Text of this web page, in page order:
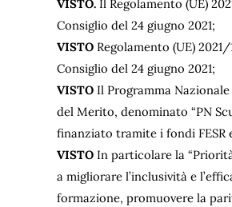
VISTO. Il Regolamento (UE)
Consiglio del 24 giugno 2021;
VISTO Regolamento (UE)
Consiglio del 24 giugno 2021;
VISTO Il Programma
del Merito, denominato “PN
finanziato tramite i fondi FESR
VISTO In particolare la
a migliorare l’inclusività e
formazione, promuovere la